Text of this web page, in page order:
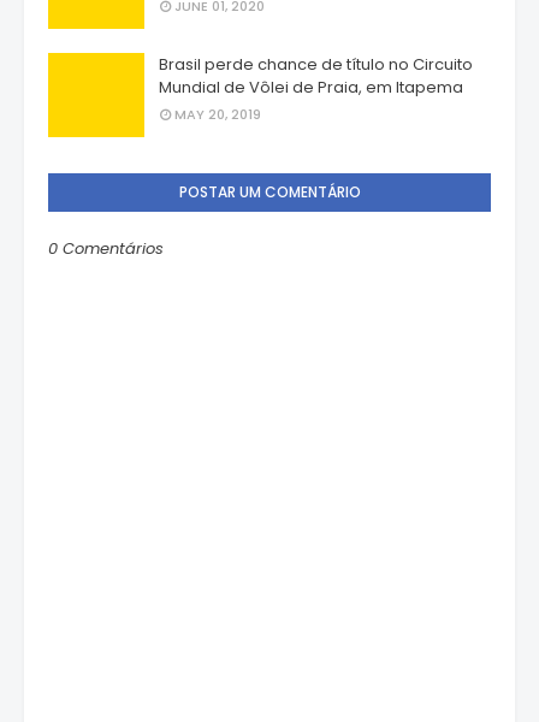
JUNE 01, 2020
Brasil perde chance de título no Circuito
Mundial de Vôlei de Praia, em Itapema
MAY 20, 2019
POSTAR UM COMENTÁRIO
0 Comentários